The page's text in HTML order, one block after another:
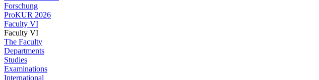
Forschung
ProKUR 2026
Faculty VI
Faculty VI
The Faculty
Departments
Studies
Examinations
International